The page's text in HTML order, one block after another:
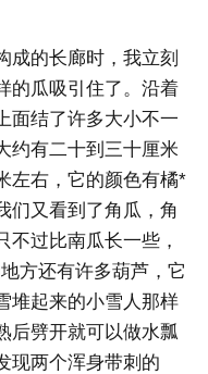
成的长廊时，我立刻
的瓜吸引住了。沿着
面结了许多大小不一
约有二十到三十厘米
左右，它的颜色有橘*
们又看到了角瓜，角
不过比南瓜长一些，
方还有许多葫芦，它
堆起来的小雪人那样
后劈开就可以做水瓢
现两个浑身带刺的